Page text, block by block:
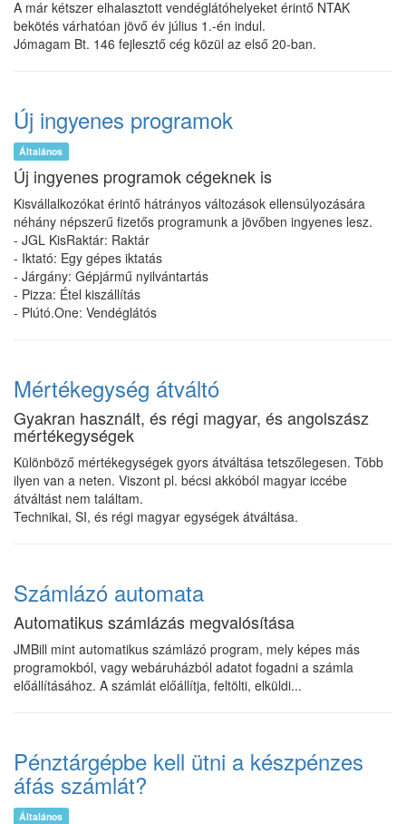
A már kétszer elhalasztott vendéglátóhelyeket érintő NTAK
bekötés várhatóan jövő év július 1.-én indul.
Jómagam Bt. 146 fejlesztő cég közül az első 20-ban.
Új ingyenes programok
Általános
Új ingyenes programok cégeknek is
Kisvállalkozókat érintő hátrányos változások ellensúlyozására
néhány népszerű fizetős programunk a jövőben ingyenes lesz.
- JGL KisRaktár: Raktár
- Iktató: Egy gépes iktatás
- Járgány: Gépjármű nyilvántartás
- Pizza: Étel kiszállítás
- Plútó.One: Vendéglátós
Mértékegység átváltó
Gyakran használt, és régi magyar, és angolszász
mértékegységek
Különböző mértékegységek gyors átváltása tetszőlegesen. Több
ilyen van a neten. Viszont pl. bécsi akkóból magyar iccébe
átváltást nem találtam.
Technikai, SI, és régi magyar egységek átváltása.
Számlázó automata
Automatikus számlázás megvalósítása
JMBill mint automatikus számlázó program, mely képes más
programokból, vagy webáruházból adatot fogadni a számla
előállításához. A számlát előállítja, feltölti, elküldi...
Pénztárgépbe kell ütni a készpénzes
áfás számlát?
Általános